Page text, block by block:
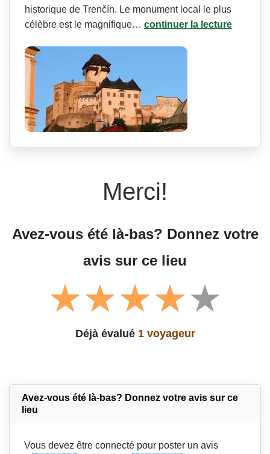
historique de Trenčín. Le monument local le plus
célèbre est le magnifique… continuer la lecture
Merci!
Avez-vous été là-bas? Donnez votre
avis sur ce lieu
Déjà évalué 1 voyageur
Avez-vous été là-bas? Donnez votre avis sur ce
lieu
Vous devez être connecté pour poster un avis